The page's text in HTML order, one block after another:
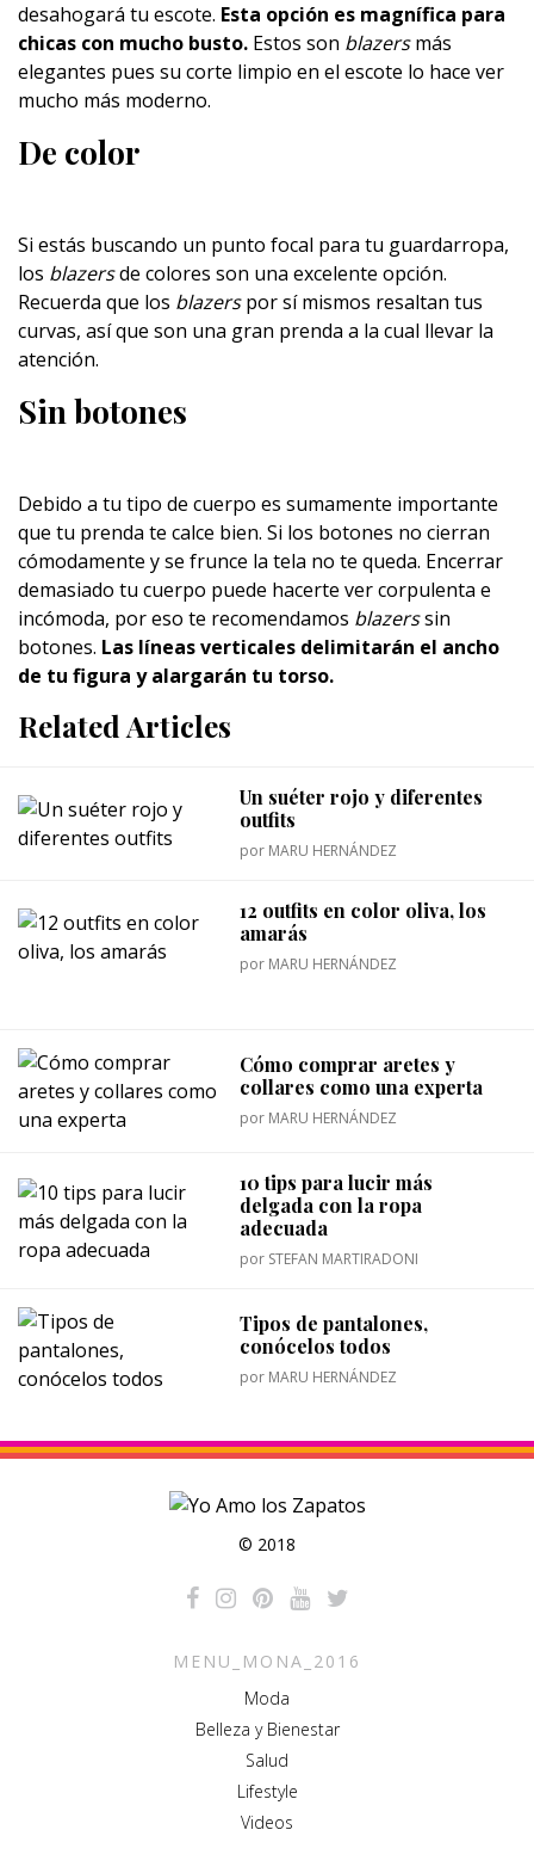
desahogará tu escote. Esta opción es magnífica para
chicas con mucho busto. Estos son blazersmás
elegantes pues su corte limpio en el escote lo hace ver
mucho más moderno.
De color
Si estás buscando un punto focal para tu guardarropa,
los blazersde colores son una excelente opción.
Recuerda que los blazerspor sí mismos resaltan tus
curvas, así que son una gran prenda a la cual llevar la
atención.
Sin botones
Debido a tu tipo de cuerpo es sumamente importante
que tu prenda te calce bien. Si los botones no cierran
cómodamente y se frunce la tela no te queda. Encerrar
demasiado tu cuerpo puede hacerte ver corpulenta e
incómoda, por eso te recomendamos blazerssin
botones. Las líneas verticales delimitarán el ancho
de tu figura y alargarán tu torso.
Related Articles
Un suéter rojo y diferentes
outfits
por MARU HERNÁNDEZ
12 outfits en color oliva, los
amarás
por MARU HERNÁNDEZ
Cómo comprar aretes y
collares como una experta
por MARU HERNÁNDEZ
10 tips para lucir más
delgada con la ropa
adecuada
por STEFAN MARTIRADONI
Tipos de pantalones,
conócelos todos
por MARU HERNÁNDEZ
© 2018
MENU_MONA_2016
Moda
Belleza y Bienestar
Salud
Lifestyle
Videos